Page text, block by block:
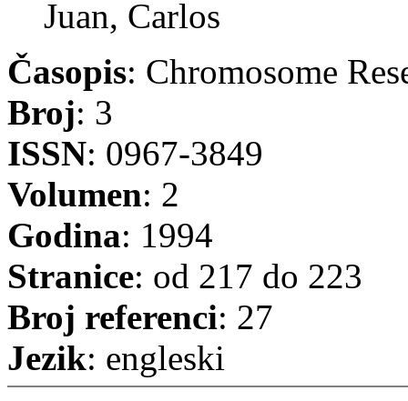
Juan, Carlos
Časopis: Chromosome
Broj: 3
ISSN: 0967-3849
Volumen: 2
Godina: 1994
Stranice: od 217 do 223
Broj referenci: 27
Jezik: engleski